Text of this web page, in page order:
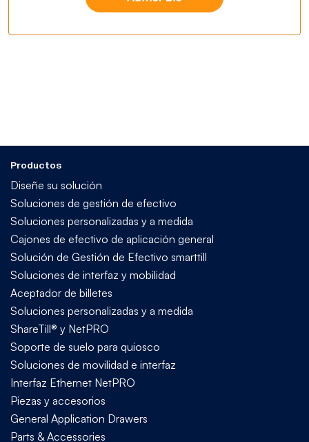
Productos
Diseñe su solución
Soluciones de gestión de efectivo
Soluciones personalizadas y a medida
Cajones de efectivo de aplicación general
Solución de Gestión de Efectivo smarttill
Soluciones de interfaz y mobilidad
Aceptador de billetes
Soluciones personalizadas y a medida
ShareTill® y NetPRO
Soporte de suelo para quiosco
Soluciones de movilidad e interfaz
Interfaz Ethernet NetPRO
Piezas y accesorios
General Application Drawers
Parts & Accessories